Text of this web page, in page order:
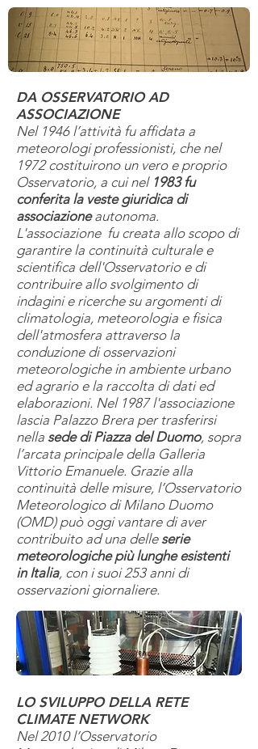
DA OSSERVATORIO AD
ASSOCIAZIONE
Nel 1946 l’attività fu affidata a
meteorologi professionisti, che nel
1972 costituirono un vero e proprio
Osservatorio, a cui nel 1983 fu
conferita la veste giuridica di
associazioneautonoma.
L'associazione fu creata allo scopo di
garantire la continuità culturale e
scientifica dell'Osservatorio e di
contribuire allo svolgimento di
indagini e ricerche su argomenti di
climatologia, meteorologia e fisica
dell'atmosfera attraverso la
conduzione di osservazioni
meteorologiche in ambiente urbano
ed agrario e la raccolta di dati ed
elaborazioni. Nel 1987 l'associazione
lascia Palazzo Brera per trasferirsi
nella sede di Piazza del Duomo, sopra
l’arcata principale della Galleria
Vittorio Emanuele. Grazie alla
continuità delle misure, l’Osservatorio
Meteorologico di Milano Duomo
(OMD) può oggi vantare di aver
contribuito ad una delle serie
meteorologiche più lunghe esistenti
in Italia, con i suoi 253 anni di
osservazioni giornaliere.
LO SVILUPPO DELLA RETE
CLIMATE NETWORK
Nel 2010 l’Osservatorio